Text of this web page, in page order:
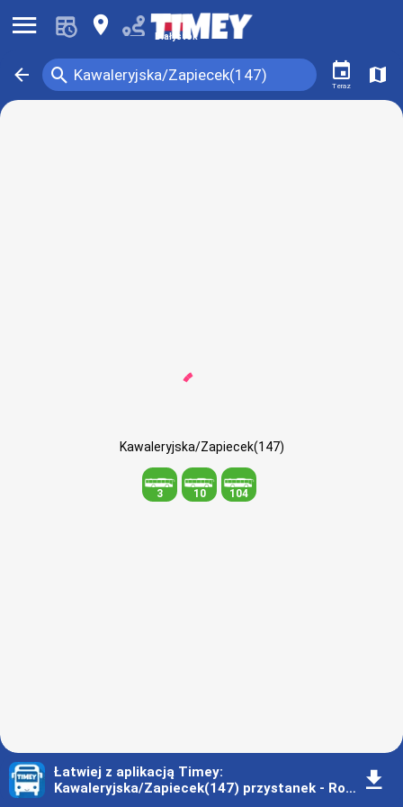
󰍜 󰍎 Białystok
󰁍 Kawaleryjska/Zapiecek(147)
󰍉 󰃭
Teraz
󰍍
Kawaleryjska/Zapiecek(147)
3 10 104
Łatwiej z aplikacją Timey:
Kawaleryjska/Zapiecek(147) przystanek - Rozkład jazdy - Białystok
󰇚